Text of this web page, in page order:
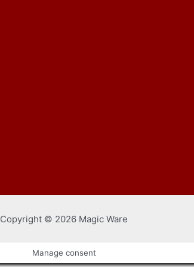
Copyright © 2026 Magic Ware
Manage consent